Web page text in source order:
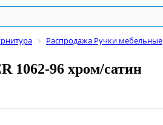
Распродажа Ручки мебельные
1062-96 хром/сатин